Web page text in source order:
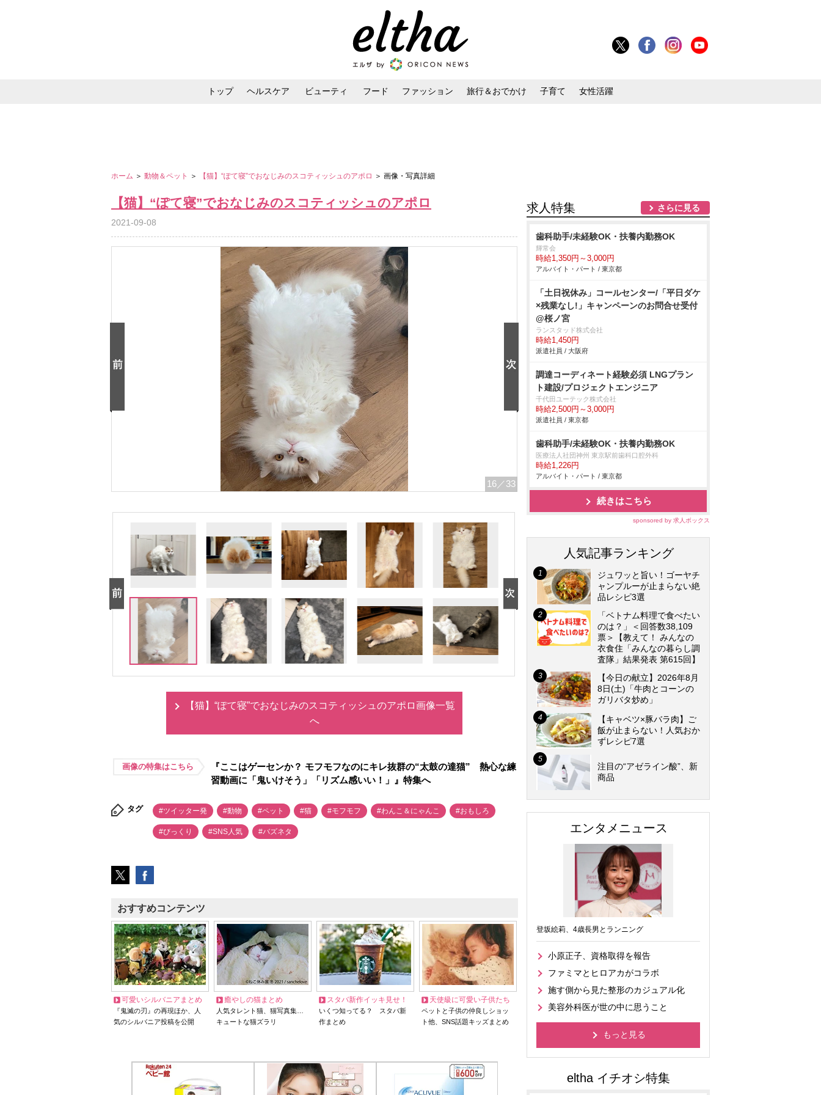
トップ ヘルスケア ビューティ フード ファッション 旅行＆おでかけ 子育て 女性活躍
ホーム ＞ 動物＆ペット ＞ 【猫】“ぽて寝”でおなじみのスコティッシュのアポロ ＞ 画像・写真詳細
【猫】“ぽて寝”でおなじみのスコティッシュのアポロ
2021-09-08
16 ／33
【猫】“ぽて寝”でおなじみのスコティッシュのアポロ画像一覧
へ
画像の特集はこちら
『ここはゲーセンか？ モフモフなのにキレ抜群の“太鼓の達猫” 熱心な練
習動画に「鬼いけそう」「リズム感いい！」』特集へ
タグ #ツイッター発 #動物 #ペット #猫 #モフモフ #わんこ＆にゃんこ #おもしろ
#びっくり #SNS人気 #バズネタ
おすすめコンテンツ
可愛いシルバニアまとめ
『鬼滅の刃』の再現ほか、人
気のシルバニア投稿を公開
癒やしの猫まとめ
人気タレント猫、猫写真集…
キュートな猫ズラリ
スタバ新作イッキ見せ！
いくつ知ってる？ スタバ新
作まとめ
天使級に可愛い子供たち
ペットと子供の仲良しショッ
ト他、SNS話題キッズまとめ
求人特集 さらに見る
歯科助手/未経験OK・扶養内勤務OK
輝常会
時給1,350円～3,000円
アルバイト・パート / 東京都
「土日祝休み」コールセンター/「平日ダケ
×残業なし!」キャンペーンのお問合せ受付
@桜ノ宮
ランスタッド株式会社
時給1,450円
派遣社員 / 大阪府
調達コーディネート経験必須 LNGプラン
ト建設/プロジェクトエンジニア
千代田ユーテック株式会社
時給2,500円～3,000円
派遣社員 / 東京都
歯科助手/未経験OK・扶養内勤務OK
医療法人社団神州 東京駅前歯科口腔外科
時給1,226円
アルバイト・パート / 東京都
続きはこちら
sponsored by 求人ボックス
人気記事ランキング
ジュワッと旨い！ゴーヤチ
ャンプルーが止まらない絶
品レシピ3選
「ベトナム料理で食べたい
のは？」＜回答数38,109
票＞【教えて！ みんなの
衣食住「みんなの暮らし調
査隊」結果発表 第615回】
【今日の献立】2026年8月
8日(土)「牛肉とコーンの
ガリバタ炒め」
【キャベツ×豚バラ肉】ご
飯が止まらない！人気おか
ずレシピ7選
注目の“アゼライン酸”、新
商品
エンタメニュース
登坂絵莉、4歳長男とランニング
小原正子、資格取得を報告
ファミマとヒロアカがコラボ
施す側から見た整形のカジュアル化
美容外科医が世の中に思うこと
もっと見る